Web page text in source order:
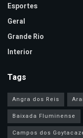
Esportes
Geral
Grande Rio
Interior
Tags
Angra dos Reis
Baixada Fluminense
Campos dos